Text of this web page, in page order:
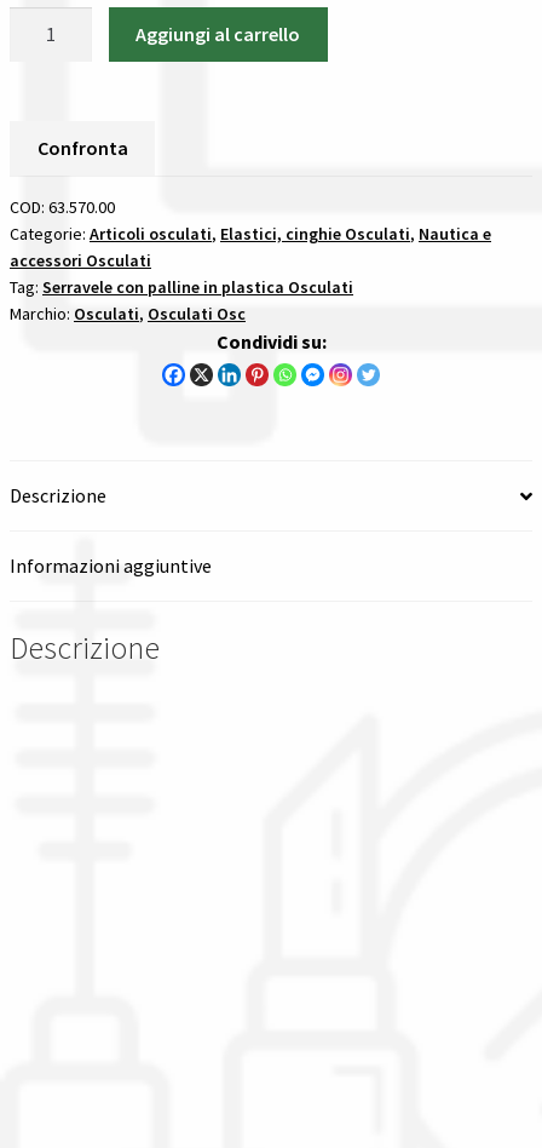
Confronta
Spedizioni in europa
Spedizioni in italia
Tutte le categorie dei prodotti
Checkout
Il mio account
Palline
Mm
elastici
cinghie
quantità
Aggiungi al carrello
Confronta
COD: 63.570.00
Categorie: Articoli osculati, Elastici, cinghie Osculati, Nautica e
accessori Osculati
Tag: Serravele con palline in plastica Osculati
Marchio: Osculati, Osculati Osc
Condividi su:
Descrizione
Informazioni aggiuntive
Descrizione